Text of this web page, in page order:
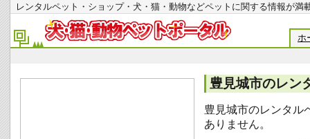
レンタルペット・ショップ・犬・猫・動物などペットに関する情報
ホ
豊見城市のレン
豊見城市のレンタル
ありません。